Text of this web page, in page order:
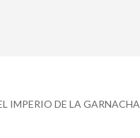
IMPERIO DE LA GARNACHA